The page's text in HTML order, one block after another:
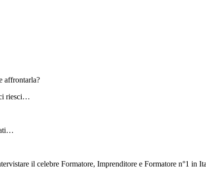
affrontarla?
riesci…
il celebre Formatore, Imprenditore e Formatore n°1 in